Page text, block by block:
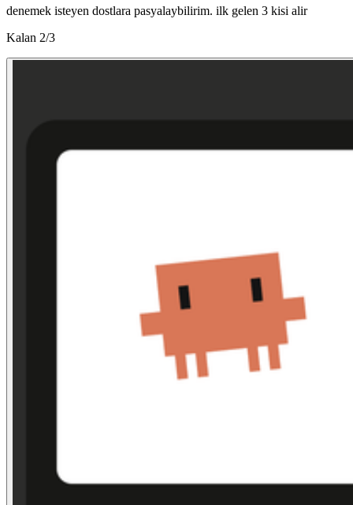
denemek isteyen dostlara pasyalaybilirim. ilk gelen 3 kisi alir
Kalan 2/3